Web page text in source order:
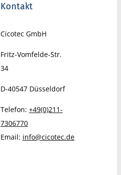
Kontakt
Cicotec GmbH
Fritz-Vomfelde-Str.
34
D-40547Düsseldorf
Telefon: +49(0)211-
7306770
Email: info@cicotec.de